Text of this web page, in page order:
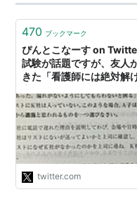
470 ブックマーク
ぴんとこなーす on
試験が話題ですが、友人
きた「看護師には絶対解
い https://t.co/
twitter.com